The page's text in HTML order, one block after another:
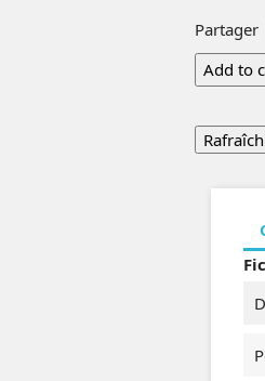
Partager
Add to